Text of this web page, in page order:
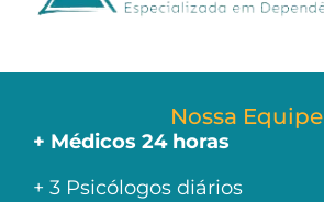
Nossa Equipe
+ Médicos 24 horas
+ 3 Psicólogos diários